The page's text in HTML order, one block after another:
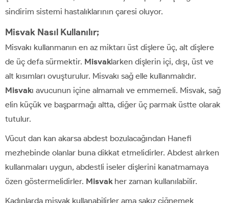
sindirim sistemi hastalıklarının çaresi oluyor.
Misvak Nasıl Kullanılır;
Misvakı kullanmanın en az miktarı üst dişlere üç, alt dişlere
de üç defa sürmektir. Misvaklarken dişlerin içi, dışı, üst ve
alt kısımları ovuşturulur. Misvakı sağ elle kullanmalıdır.
Misvakı avucunun içine almamalı ve emmemeli. Misvak, sağ
elin küçük ve başparmağı altta, diğer üç parmak üstte olarak
tutulur.
Vücut dan kan akarsa abdest bozulacağından Hanefi
mezhebinde olanlar buna dikkat etmelidirler. Abdest alırken
kullanmaları uygun, abdestli iseler dişlerini kanatmamaya
özen göstermelidirler. Misvakher zaman kullanılabilir.
Kadınlarda misvak kullanabilirler ama sakız çiğnemek